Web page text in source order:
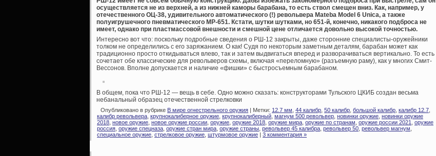
осуществляется не из верхней, а из нижней каморы барабана, то есть ствол смещен вниз. Как, например, у
отечественного ОЦ-38, удивительного автоматического (!) револьвера Mateba Model 6 Unica, а также
полуигрушечного пневматического МР-651. Кстати, шутки шутками, но 651-й, конечно, никакого подброса не
имеет, однако при пластмассовой внешности и смешной цене отличается довольно высокой точностью.
Интересно вот что: поскольку подробные сведения о РШ-12 закрыты, даже сторонние специалисты-оружейники
толком не определились с его заряжанием. О как! Судя по некоторым заметным деталям, барабан может как
традиционно просто откидываться влево, так и затем выдвигаться вперед и разворачиваться вертикально. То есть
сочетает обе классические для револьверов схемы, включая «переломную» (разъемную раму), как у многих Смит-
Вессонов. Вполне допускается и наличие «фишки» с быстросъемным барабаном.
В общем, пока что РШ-12 — вещь в себе. Одно можно сказать: конструкторами Тульского ЦКИБ создан весьма
небанальный образец отечественной стрелковки
Опубликовано в рубрике В мире огнестрельного оружия | Метки: 12.7 мм 44 калибр 50 калибр большой калибр калибр 12.7
калибр револьвера крупнокалиберное оружие крупнокалиберный магнум 500 револьвер новинки оружие новинки оружие
2018 новое оружие новое оружие россии оружие оружие 2018 оружие мира оружие по странам оружие россии 2021
оружие
россия оружие спецназа оружие стран мира оружие страны револьвер 45 калибра револьвер 50 револьвер магнум
специальное оружие стрелковое оружие штурмовое оружие 3 комментария »